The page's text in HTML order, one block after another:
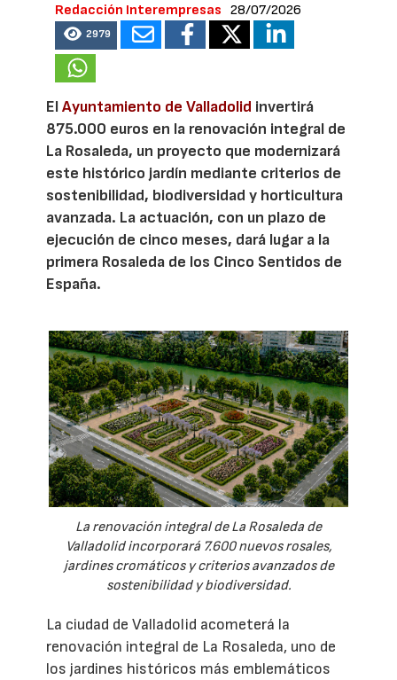
Redacción Interempresas 28/07/2026
2979
ElAyuntamiento de Valladolid invertirá
875.000 euros en la renovación integral de
La Rosaleda, un proyecto que modernizará
este histórico jardín mediante criterios de
sostenibilidad, biodiversidad y horticultura
avanzada. La actuación, con un plazo de
ejecución de cinco meses, dará lugar a la
primera Rosaleda de los Cinco Sentidos de
España.
La renovación integral de La Rosaleda de
Valladolid incorporará 7.600 nuevos rosales,
jardines cromáticos y criterios avanzados de
sostenibilidad y biodiversidad.
La ciudad de Valladolid acometerá la
renovación integral de La Rosaleda, uno de
los jardines históricos más emblemáticos